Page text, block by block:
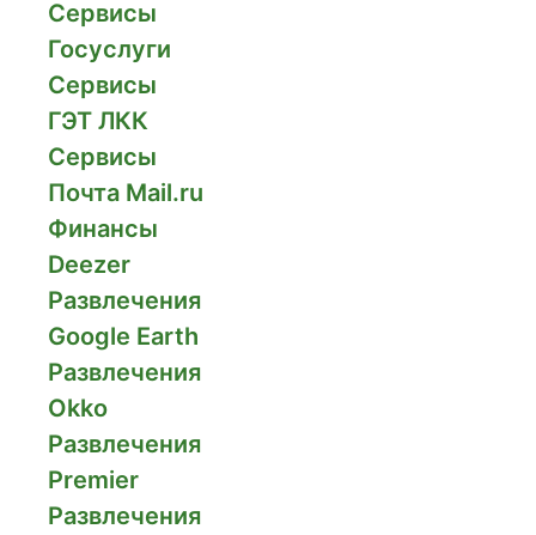
Сервисы
Госуслуги
Сервисы
ГЭТ ЛКК
Сервисы
Почта Mail.ru
Финансы
Deezer
Развлечения
Google Earth
Развлечения
Okko
Развлечения
Premier
Развлечения